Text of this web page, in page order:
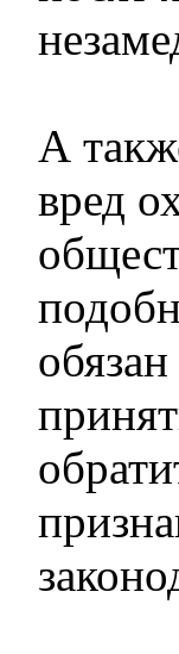
А
вред